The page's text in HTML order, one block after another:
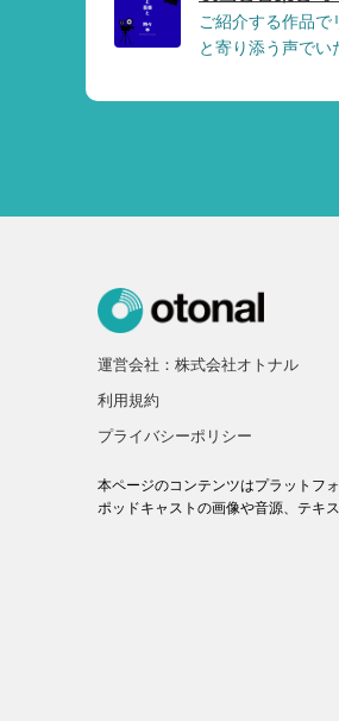
ご紹介する作品で
と寄り添う声でい
運営会社：株式会社オトナル
利用規約
プライバシーポリシー
本ページのコンテンツはプラットフ
ポッドキャストの画像や音源、テキ